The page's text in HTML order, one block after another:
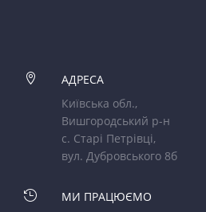

АДРЕСА
Київська обл.,
Вишгородський р-н
с. Старі Петрівці,
вул. Дубровського 8б

МИ ПРАЦЮЄМО